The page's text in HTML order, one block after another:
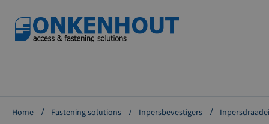
Home Fastening solutions Inpersbevestigers